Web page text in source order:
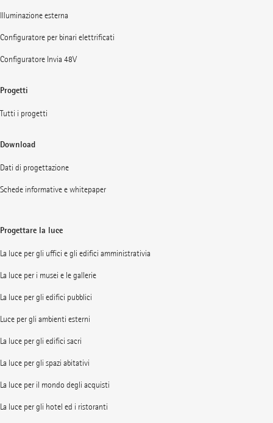
Illuminazione esterna
Configuratore per binari elettrificati
Configuratore Invia 48V
Progetti
Tutti i progetti
Download
Dati di progettazione
Schede informative e whitepaper
Progettare la luce
La luce per gli uffici e gli edifici amministrativia
La luce per i musei e le gallerie
La luce per gli edifici pubblici
Luce per gli ambienti esterni
La luce per gli edifici sacri
La luce per gli spazi abitativi
La luce per il mondo degli acquisti
La luce per gli hotel ed i ristoranti